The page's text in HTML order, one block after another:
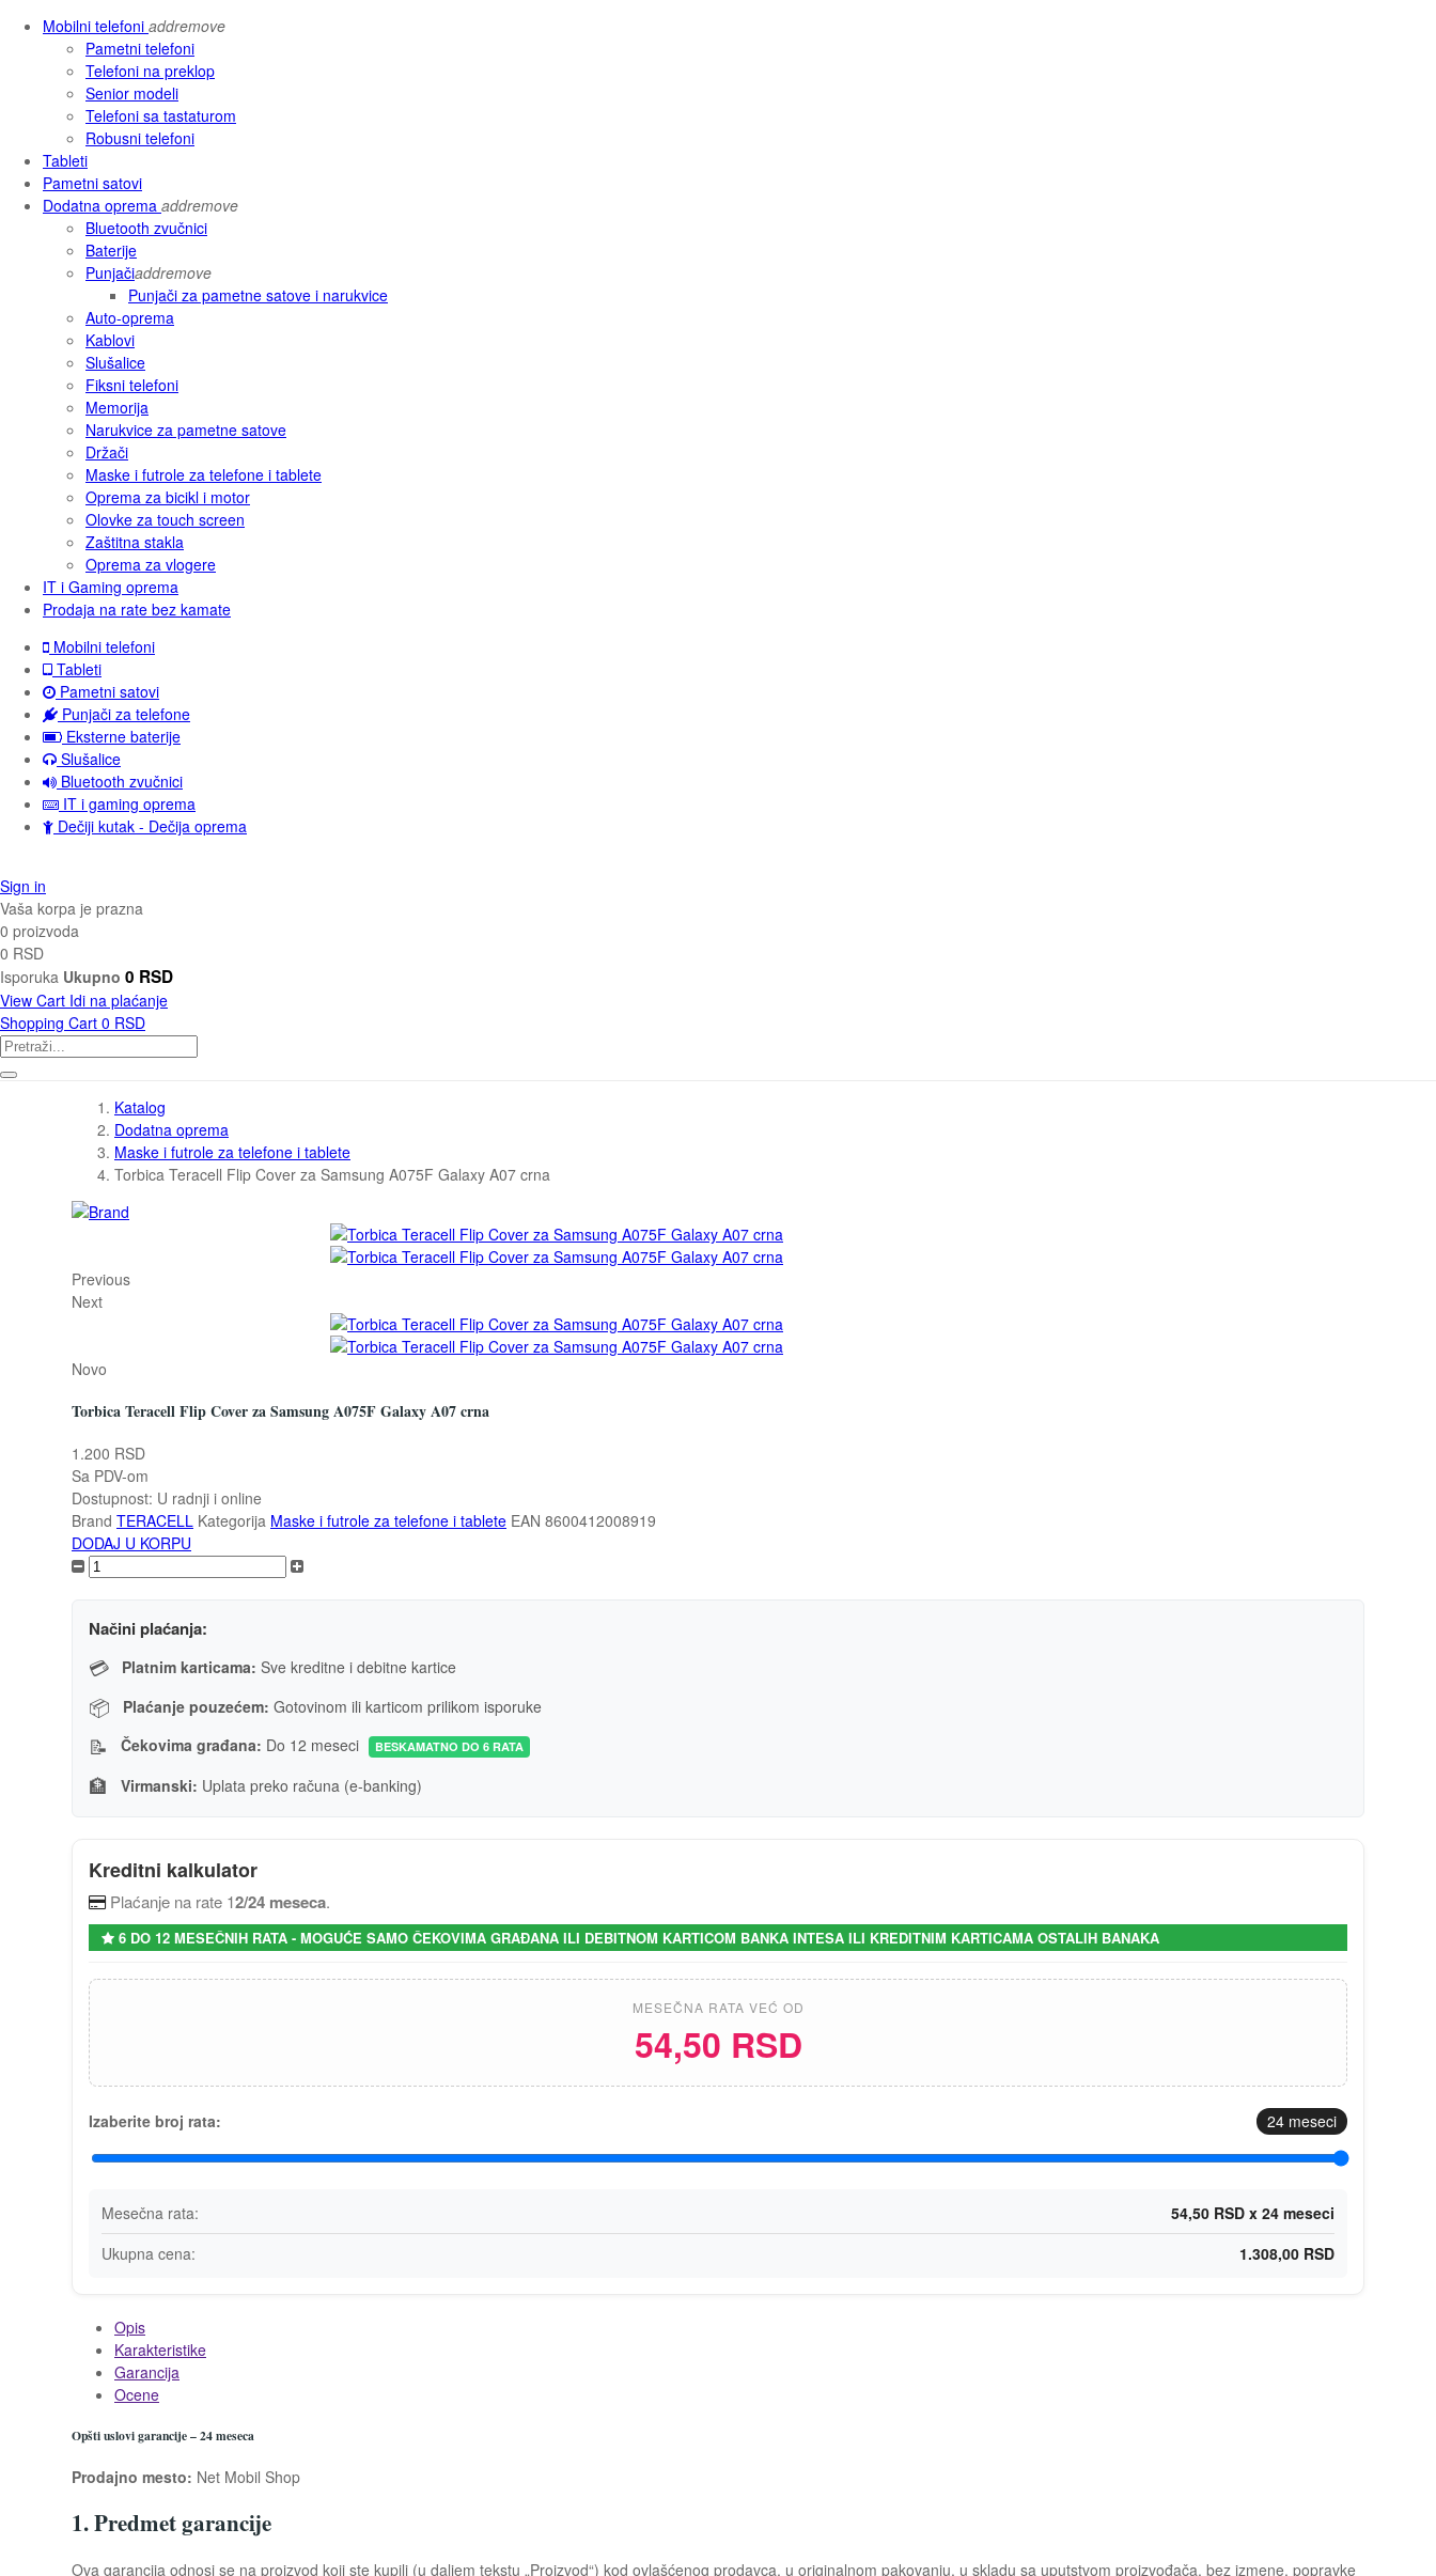
Mobilni telefoni addremove
Pametni telefoni
Telefoni na preklop
Senior modeli
Telefoni sa tastaturom
Robusni telefoni
Tableti
Pametni satovi
Dodatna oprema addremove
Bluetooth zvučnici
Baterije
Punjačiaddremove
Punjači za pametne satove i narukvice
Auto-oprema
Kablovi
Slušalice
Fiksni telefoni
Memorija
Narukvice za pametne satove
Držači
Maske i futrole za telefone i tablete
Oprema za bicikl i motor
Olovke za touch screen
Zaštitna stakla
Oprema za vlogere
IT i Gaming oprema
Prodaja na rate bez kamate
Mobilni telefoni
Tableti
Pametni satovi
Punjači za telefone
Eksterne baterije
Slušalice
Bluetooth zvučnici
IT i gaming oprema
Dečiji kutak - Dečija oprema
Sign in
Vaša korpa je prazna
0 proizvoda
0 RSD
Isporuka Ukupno 0 RSD
View Cart Idi na plaćanje
Shopping Cart 0 RSD
Katalog
Dodatna oprema
Maske i futrole za telefone i tablete
Torbica Teracell Flip Cover za Samsung A075F Galaxy A07 crna
Previous
Next
Novo
Torbica Teracell Flip Cover za Samsung A075F Galaxy A07 crna
1.200 RSD
Sa PDV-om
Dostupnost: U radnji i online
Brand TERACELL Kategorija Maske i futrole za telefone i tablete EAN 8600412008919
DODAJ U KORPU
Načini plaćanja:
💳 Platnim karticama: Sve kreditne i debitne kartice
📦 Plaćanje pouzećem: Gotovinom ili karticom prilikom isporuke
📝 Čekovima građana: Do 12 meseci BESKAMATNO DO 6 RATA
🏦 Virmanski: Uplata preko računa (e-banking)
Kreditni kalkulator
Plaćanje na rate 12/24 meseca.
6 DO 12 MESEČNIH RATA - MOGUĆE SAMO ČEKOVIMA GRAĐANA ILI DEBITNOM KARTICOM BANKA INTESA ILI KREDITNIM KARTICAMA OSTALIH BANAKA
MESEČNA RATA VEĆ OD
54,50 RSD
Izaberite broj rata: 24 meseci
Mesečna rata:
54,50 RSD x 24 meseci
Ukupna cena:
1.308,00 RSD
Opis
Karakteristike
Garancija
Ocene
Opšti uslovi garancije – 24 meseca
Prodajno mesto: Net Mobil Shop
1. Predmet garancije
Ova garancija odnosi se na proizvod koji ste kupili (u daljem tekstu „Proizvod“) kod ovlašćenog prodavca, u originalnom pakovanju, u skladu sa uputstvom proizvođača, bez izmene, popravke